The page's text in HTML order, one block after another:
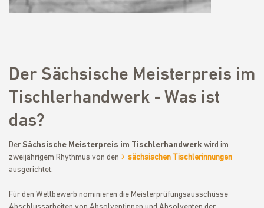
Der Sächsische Meisterpreis im
Tischlerhandwerk - Was ist
das?
Der Sächsische Meisterpreis im Tischlerhandwerk wird im
zweijährigem Rhythmus von den
sächsischen Tischlerinnungen
ausgerichtet.
Für den Wettbewerb nominieren die Meisterprüfungsausschüsse